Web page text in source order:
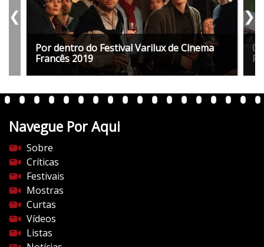
Por dentro do Festival Varilux de Cinema
Francês 2019
❮ ❯
Navegue Por Aqui
Sobre
Críticas
Festivais
Mostras
Curtas
Vídeos
Listas